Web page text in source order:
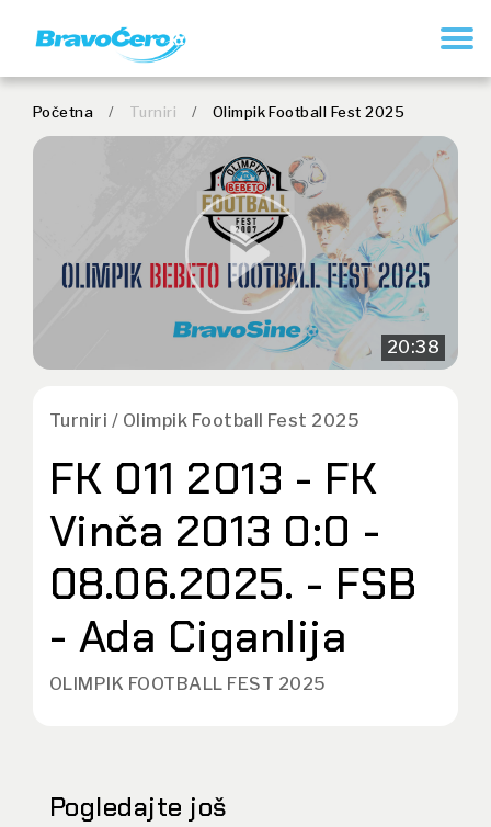
Početna / Turniri / Olimpik Football Fest 2025
20:38
Turniri / Olimpik Football Fest 2025
FK 011 2013 - FK
Vinča 2013 0:0 -
08.06.2025. - FSB
- Ada Ciganlija
OLIMPIK FOOTBALL FEST 2025
Pogledajte još